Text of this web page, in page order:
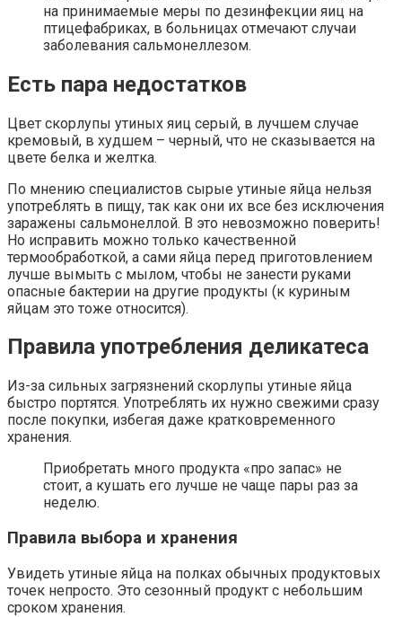
на принимаемые меры по дезинфекции яиц на
птицефабриках, в больницах отмечают случаи
заболевания сальмонеллезом.
Есть пара недостатков
Цвет скорлупы утиных яиц серый, в лучшем случае
кремовый, в худшем – черный, что не сказывается на
цвете белка и желтка.
По мнению специалистов сырые утиные яйца нельзя
употреблять в пищу, так как они их все без исключения
заражены сальмонеллой. В это невозможно поверить!
Но исправить можно только качественной
термообработкой, а сами яйца перед приготовлением
лучше вымыть с мылом, чтобы не занести руками
опасные бактерии на другие продукты (к куриным
яйцам это тоже относится).
Правила употребления деликатеса
Из-за сильных загрязнений скорлупы утиные яйца
быстро портятся. Употреблять их нужно свежими сразу
после покупки, избегая даже кратковременного
хранения.
Приобретать много продукта «про запас» не
стоит, а кушать его лучше не чаще пары раз за
неделю.
Правила выбора и хранения
Увидеть утиные яйца на полках обычных продуктовых
точек непросто. Это сезонный продукт с небольшим
сроком хранения.